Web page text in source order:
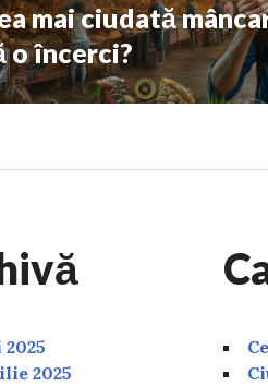
mai ciudată
o încerci?
2025
2025